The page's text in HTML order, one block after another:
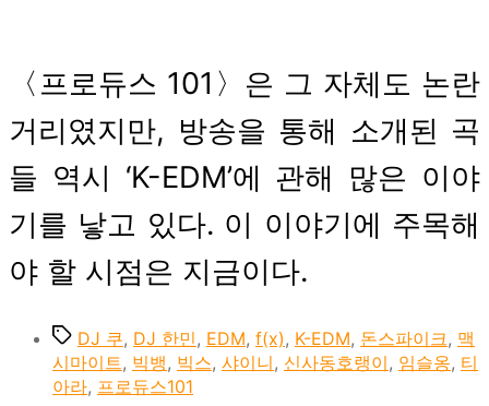
〈프로듀스 101〉은 그 자체도 논란
거리였지만, 방송을 통해 소개된 곡
들 역시 ‘K-EDM’에 관해 많은 이야
기를 낳고 있다. 이 이야기에 주목해
야 할 시점은 지금이다.
TagsDJ 쿠, DJ 한민 , EDM, f(x) , K-EDM, 돈스파이크 , 맥
시마이트 , 빅뱅 , 빅스, 샤이니 , 신사동호랭이 , 임슬옹, 티
아라, 프로듀스101